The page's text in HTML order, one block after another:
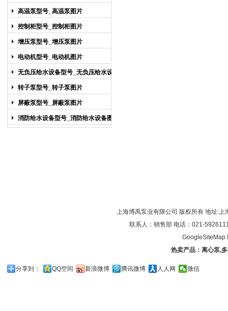
高温泵型号_高温泵图片
控制柜型号_控制柜图片
增压泵型号_增压泵图片
电动机型号_电动机图片
无负压给水设备型号_无负压给水设备
图片
转子泵型号_转子泵图片
屏蔽泵型号_屏蔽泵图片
消防给水设备型号_消防给水设备图片
上海博禹泵业有限公司 版权所有 地址:
联系人：销售部 电话：021-
GoogleSiteMap
热卖产品： 离心泵,
分享到： QQ空间 新浪微博 腾讯微博 人人网 微信